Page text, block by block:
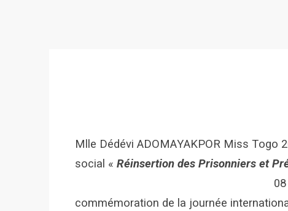
Mlle Dédévi ADOMAYAKPOR Miss Togo
social « Réinsertion des Prisonniers et
commémoration de la journée